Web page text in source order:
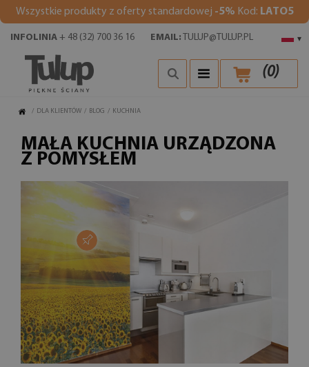
Wszystkie produkty z oferty standardowej -5% Kod: LATO5
▾
INFOLINIA + 48 (32) 700 36 16 EMAIL: TULUP@TULUP.PL
(0)
/ DLA KLIENTÓW / BLOG / KUCHNIA
MAŁA KUCHNIA URZĄDZONA
Z POMYSŁEM